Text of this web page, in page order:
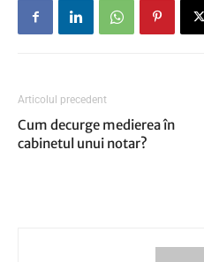
Articolul precedent
Cum decurge medierea în
cabinetul unui notar?